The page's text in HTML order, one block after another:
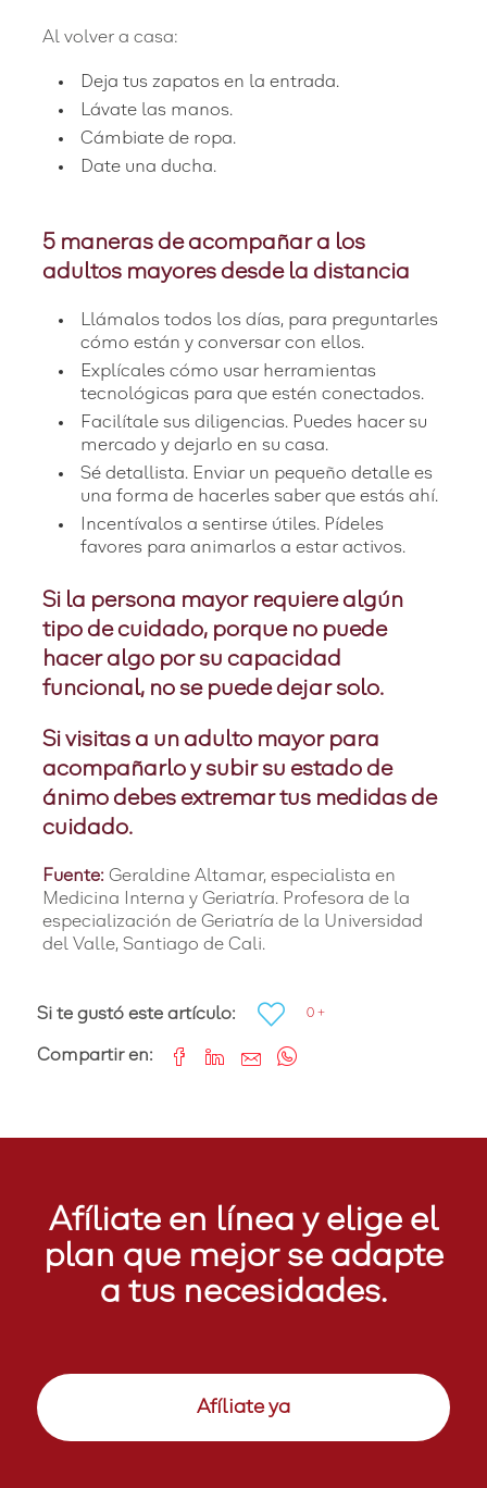
Al volver a casa:
Deja tus zapatos en la entrada.
Lávate las manos.
Cámbiate de ropa.
Date una ducha.
5 maneras de acompañar a los
adultos mayores desde la distancia
Llámalos todos los días, para preguntarles
cómo están y conversar con ellos.
Explícales cómo usar herramientas
tecnológicas para que estén conectados.
Facilítale sus diligencias. Puedes hacer su
mercado y dejarlo en su casa.
Sé detallista. Enviar un pequeño detalle es
una forma de hacerles saber que estás ahí.
Incentívalos a sentirse útiles. Pídeles
favores para animarlos a estar activos.
Si la persona mayor requiere algún
tipo de cuidado, porque no puede
hacer algo por su capacidad
funcional, no se puede dejar solo.
Si visitas a un adulto mayor para
acompañarlo y subir su estado de
ánimo debes extremar tus medidas de
cuidado.
Fuente: Geraldine Altamar, especialista en
Medicina Interna y Geriatría. Profesora de la
especialización de Geriatría de la Universidad
del Valle, Santiago de Cali.
Si te gustó este artículo: 0 +
Compartir en:
Afíliate en línea y elige el
plan que mejor se adapte
a tus necesidades.
Afíliate ya